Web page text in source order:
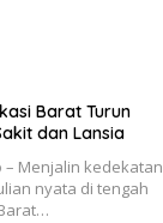
Barat Turun
dan Lansia
– Menjalin kedekatan
nyata di tengah